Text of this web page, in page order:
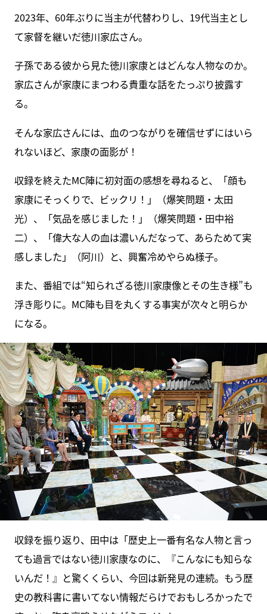
2023年、60年ぶりに当主が代替わりし、19代当主とし
て家督を継いだ徳川家広さん。
子孫である彼から見た徳川家康とはどんな人物なのか。
家広さんが家康にまつわる貴重な話をたっぷり披露す
る。
そんな家広さんには、血のつながりを確信せずにはいら
れないほど、家康の面影が！
収録を終えたMC陣に初対面の感想を尋ねると、「顔も
家康にそっくりで、ビックリ！」（爆笑問題・太田
光）、「気品を感じました！」（爆笑問題・田中裕
二）、「偉大な人の血は濃いんだなって、あらためて実
感しました」（阿川）と、興奮冷めやらぬ様子。
また、番組では“知られざる徳川家康像とその生き様”も
浮き彫りに。MC陣も目を丸くする事実が次々と明らか
になる。
収録を振り返り、田中は「歴史上一番有名な人物と言っ
ても過言ではない徳川家康なのに、『こんなにも知らな
いんだ！』と驚くくらい、今回は新発見の連続。もう歴
史の教科書に書いてない情報だらけでおもしろかったで